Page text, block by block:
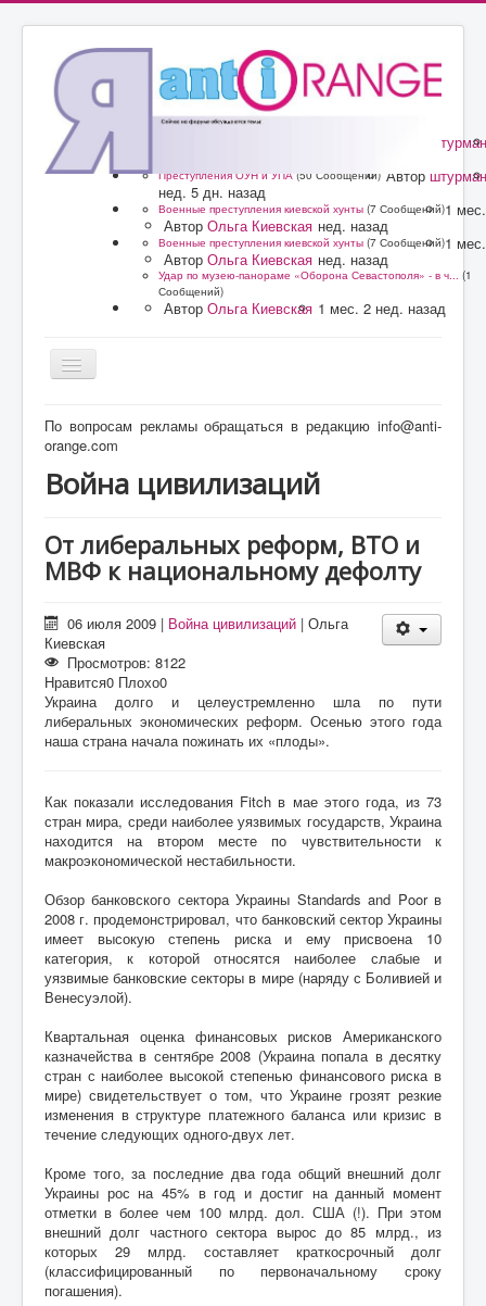
штурман
Преступления ОУН и УПА (50 Сообщений) Автор штурман
нед. 5 дн. назад
Военные преступления киевской хунты (7 Сообщений)
Автор Ольга Киевская
1
нед. назад
Военные преступления киевской хунты (7 Сообщений)
Автор Ольга Киевская
1
нед. назад
Удар по музею-панораме «Оборона Севастополя» - в ч...
(1
Сообщений)
Автор Ольга Киевская 1 мес. 2 нед. назад
Форум
О проекте
Литература
По вопросам рекламы обращаться в редакцию info@anti-
orange.com
Война цивилизаций
От либеральных реформ, ВТО и
МВФ к национальному дефолту
06 июля 2009 | Война цивилизаций |Ольга
Киевская
Просмотров: 8122
Нравится0 Плохо0
Украина долго и целеустремленно шла по пути
либеральных экономических реформ. Осенью этого года
наша страна начала пожинать их «плоды».
Как показали исследования Fitch в мае этого года, из 73
стран мира, среди наиболее уязвимых государств, Украина
находится на втором месте по чувствительности к
макроэкономической нестабильности.
Обзор банковского сектора Украины Standards and Poor в
2008 г. продемонстрировал, что банковский сектор Украины
имеет высокую степень риска и ему присвоена 10
категория, к которой относятся наиболее слабые и
уязвимые банковские секторы в мире (наряду с Боливией и
Венесуэлой).
Квартальная оценка финансовых рисков Американского
казначейства в сентябре 2008 (Украина попала в десятку
стран с наиболее высокой степенью финансового риска в
мире) свидетельствует о том, что Украине грозят резкие
изменения в структуре платежного баланса или кризис в
течение следующих одного-двух лет.
Кроме того, за последние два года общий внешний долг
Украины рос на 45% в год и достиг на данный момент
отметки в более чем 100 млрд. дол. США (!). При этом
внешний долг частного сектора вырос до 85 млрд., из
которых 29 млрд. составляет краткосрочный долг
(классифицированный по первоначальному сроку
погашения).